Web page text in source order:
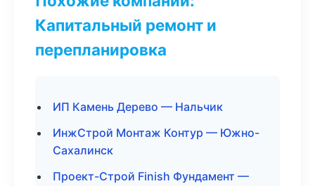
Капитальный ремонт и
перепланировка
ИП Камень Дерево — Нальчик
ИнжСтрой Монтаж Контур — Южно-
Сахалинск
Проект-Строй Finish Фундамент —